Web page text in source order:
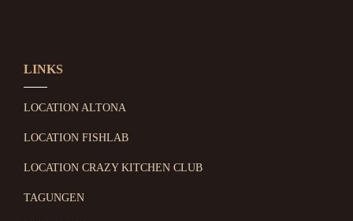
LINKS
LOCATION ALTONA
LOCATION FISHLAB
LOCATION CRAZY KITCHEN CLUB
TAGUNGEN